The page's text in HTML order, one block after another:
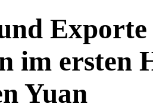
Exporte
im ersten
Yuan